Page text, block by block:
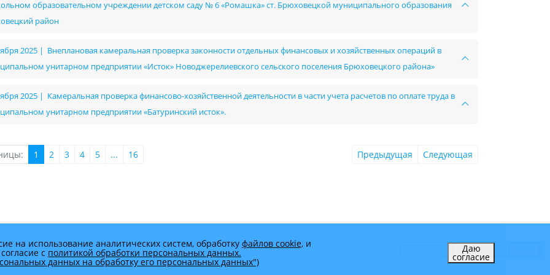
образовательном учреждении детском саду № 6 «Ромашка» ст. Брюховецкой муниципального образования
район
2025 | Внеплановая камеральная проверка законности отдельных финансовых и хозяйственных операций в
унитарном предприятии «Исток» Новоджерелиевского сельского поселения Брюховецкого района»
2025 | Камеральная проверка финансово-хозяйственной деятельности в части учета расчетов по оплате труда в
унитарном предприятии «Батуринский исток».
1 2 3 4 5 ... 16 Предыдущая Следующая
Вход на сайт
на использование аналитических систем, обработку файлов cookie, и
с политикой обработки персональных данных.
данных на обработку его персональных данных")
Даю
согласие